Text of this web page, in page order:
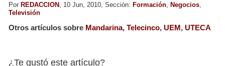
Por REDACCION , 10 Jun, 2010, Sección: Formación Negocios
Televisión
Otros artículos sobre Mandarina, Telecinco, UEM, UTECA
¿Te gustó este artículo?